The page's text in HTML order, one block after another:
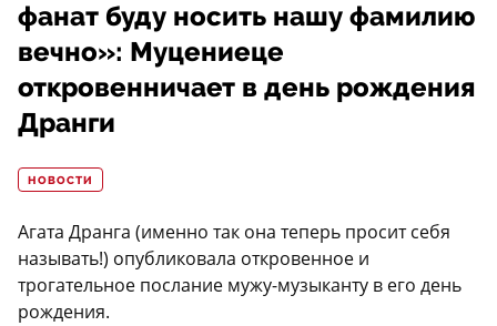
фанат буду носить нашу фамилию
вечно»: Муцениеце
откровенничает в день рождения
Дранги
НОВОСТИ
Агата Дранга (именно так она теперь просит себя
называть!) опубликовала откровенное и
трогательное послание мужу-музыканту в его день
рождения.